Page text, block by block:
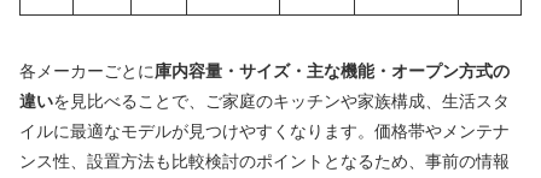
各メーカーごとに庫内容量・サイズ・主な機能・オープン方式の
違いを見比べることで、ご家庭のキッチンや家族構成、生活スタ
イルに最適なモデルが見つけやすくなります。価格帯やメンテナ
ンス性、設置方法も比較検討のポイントとなるため、事前の情報